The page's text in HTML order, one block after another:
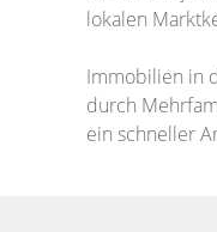
lokalen
Immobilien in
durch
ein schneller